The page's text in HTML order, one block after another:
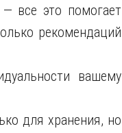
все это помогает
рекомендаций
вашему
для хранения, но